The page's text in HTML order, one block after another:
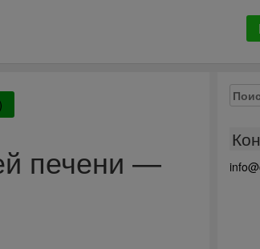
печени —